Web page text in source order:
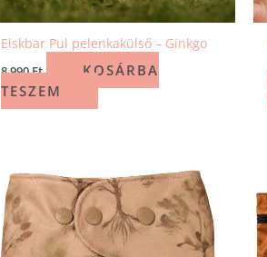
Elskbar Pul pelenkakülső – Ginkgo
8 990Ft
KOSÁRBA
TESZEM